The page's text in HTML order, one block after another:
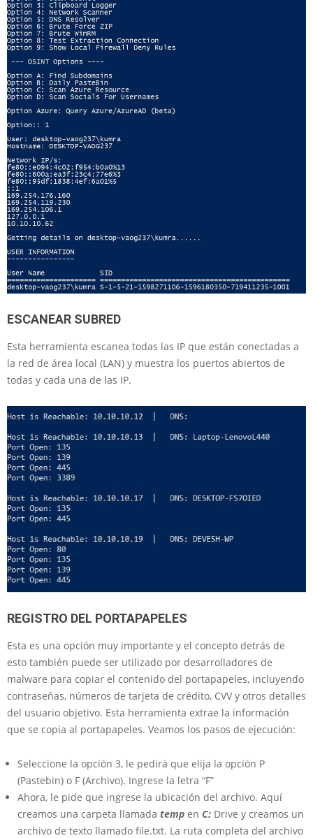
ESCANEAR SUBRED
Esta herramienta escanea todas las IP que están conectadas a
la red de área local (LAN) y muestra los puertos abiertos de
todas y cada una de las IP.
REGISTRO DEL PORTAPAPELES
Esta es una opción muy importante y el concepto detrás de
esto también puede ser utilizado por desarrolladores de
malware para copiar el contenido del portapapeles, incluyendo
contraseñas, números de tarjeta de crédito, CVV y otros detalles
del usuario objetivo. Esta herramienta extrae la información
que se copia al portapapeles. Veamos los pasos de ejecución:
Seleccione la opción 3, le pedirá que elija la opción P
(Pastebin) o F (Archivo). Ingrese la letra “F”
Ahora, le pide que ingrese la ubicación del archivo. Aquí
creamos una carpeta llamada temp en C: Drive y creamos un
archivo de texto llamado file.txt. La ruta completa del archivo